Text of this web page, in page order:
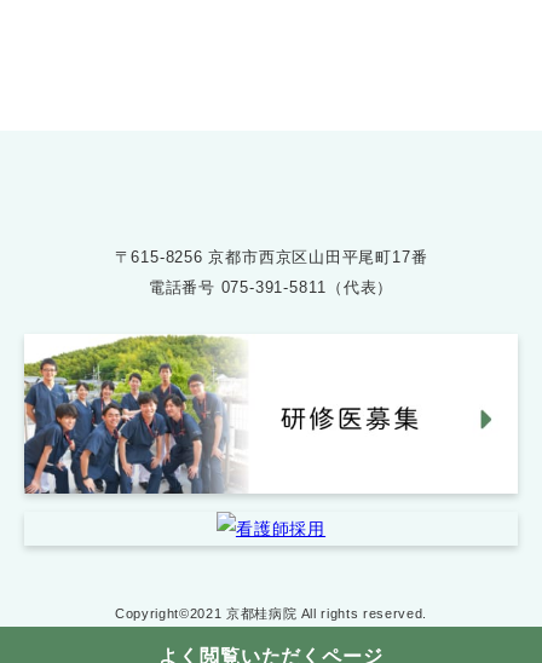
よく閲覧いただくページ
〒615-8256 京都市西京区山田平尾町17番
電話番号 075-391-5811（代表）
Copyright©2021 京都桂病院 All rights reserved.